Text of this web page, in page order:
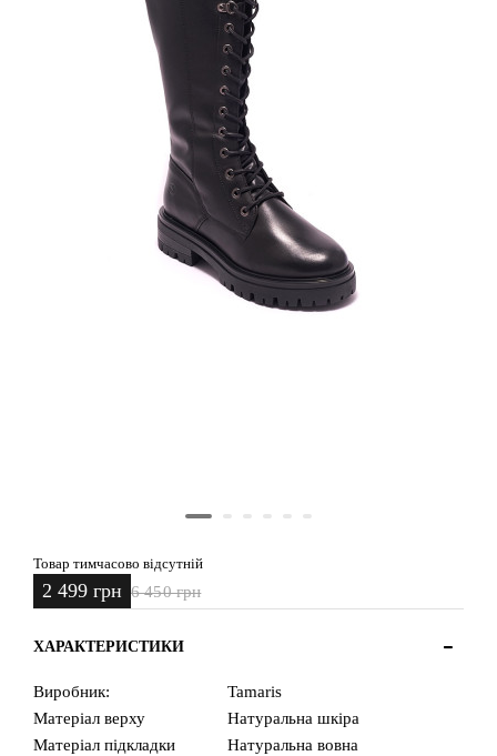
Товар тимчасово відсутній
2 499 грн 6 450 грн
ХАРАКТЕРИСТИКИ
Виробник:
Tamaris
Матеріал верху
Натуральна шкіра
Матеріал підкладки
Натуральна вовна